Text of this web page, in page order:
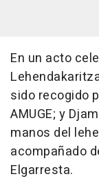
En un acto
sido recogido
AMUGE; y
manos del
acompañado
Elgarresta.